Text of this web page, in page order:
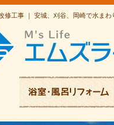
修工事 ｜ 安城、刈谷、岡崎で水ま